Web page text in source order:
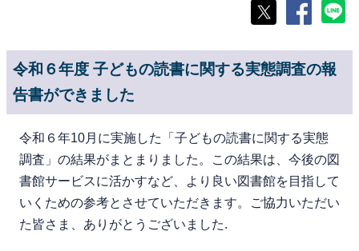
令和６年度 子どもの読書に関する実態調査の報
告書ができました
令和６年10月に実施した「子どもの読書に関する実態
調査」の結果がまとまりました。この結果は、今後の図
書館サービスに活かすなど、より良い図書館を目指して
いくための参考とさせていただきます。ご協力いただい
た皆さま、ありがとうございました.